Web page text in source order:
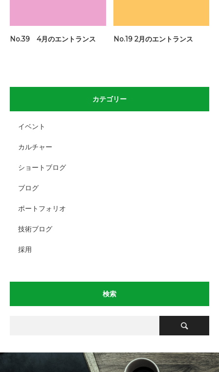
No.39 4月のエントランス No.19 2月のエントランス
カテゴリー
イベント
カルチャー
ショートブログ
ブログ
ポートフォリオ
技術ブログ
採用
検索